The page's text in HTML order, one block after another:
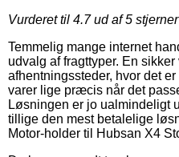
Vurderet til 4.7ud af 5
Temmelig mange internet
udvalg af fragttyper. En
afhentningssteder, hvor det
varer lige præcis når det
Løsningen er jo ualmindeligt
tillige den mest betalelige
Motor-holder til Hubsan X4